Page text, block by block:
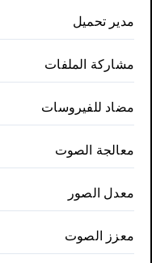
مدير تحميل
مشاركة الملفات
مضاد للفيروسات
معالجة الصوت
معدل الصور
معزز الصوت